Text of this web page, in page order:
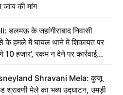
की मांग
डलमऊ के जहांगीराबाद निवासी
के हमले में घायल थाने में शिकायत पर
10 हजार’, रकम न देने पर कार्रवाई
Shravani Mela: कुजू
श्रावणी मेले का भव्य उद्घाटन, उमड़ी